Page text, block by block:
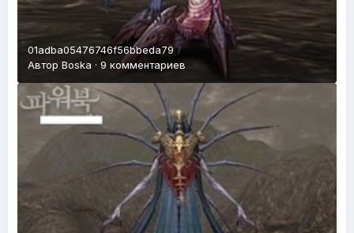
01adba05476746f56bbeda79
Автор Boska · 9 комментариев